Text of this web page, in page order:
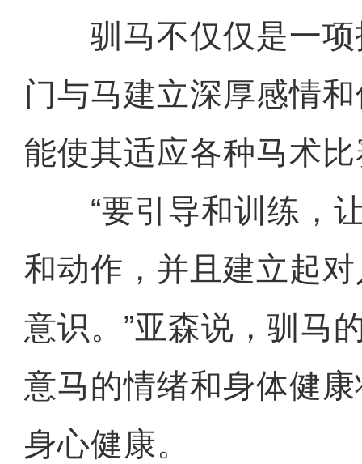
驯马不仅仅是一项
门与马建立深厚感情
能使其适应各种马术
“要引导和训练，让
和动作，并且建立起
意识。”亚森说，驯马
意马的情绪和身体健
身心健康。